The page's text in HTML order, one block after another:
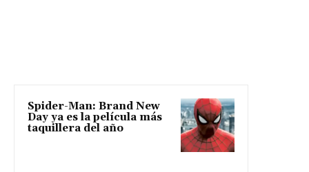
Spider-Man: Brand New
Day ya es la película más
taquillera del año